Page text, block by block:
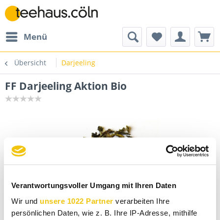
Verantwortungsvoller Umgang mit Ihren Daten
Wir und unsere 1022 Partner verarbeiten Ihre
persönlichen Daten, wie z. B. Ihre IP-Adresse, mithilfe
Menü
Übersicht Darjeeling
FF Darjeeling Aktion Bio